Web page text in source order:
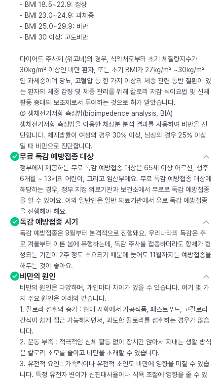
- BMI 18.5~22.9: 정상
- BMI 23.0~24.9: 과체중
- BMI 25.0~29.9: 비만
- BMI 30 이상: 고도비만
다이어트 주사제 (위고비)의 경우, 식약처로부터 초기 체질량지수가
30kg/m² 이상인 비만 환자, 또는 초기 BMI가 27kg/m² ~30kg/m²
인 과체중이며 당뇨, 고혈압 등 한 가지 이상의 체중 관련 동반 질환이 있
는 환자의 체중 감량 및 체중 관리를 위해 칼로리 저감 식이요법 및 신체
활동 증대의 보조제로서 투여하는 것으로 허가 받았습니다.
② 생체전기저항 측정법(bioimpedence analysis, BIA)
생체전기저항 측정법을 이용한 체성분 분석 결과를 사용하여 비만을 진
단합니다. 체지방률이 여성의 경우 30% 이상, 남성의 경우 25% 이상
일 때 비만으로 진단합니다.
무료 독감 예방접종 대상
정부에서 제공하는 무료 독감 예방접종 대상은 65세 이상 어르신, 생후
6개월 ~ 13세의 어린이, 그리고 임산부에요. 무료 독감 예방접종 대상에
해당하는 경우, 정부 지정 의료기관과 보건소에서 무료로 독감 예방접종
을 할 수 있어요. 이외 일반인은 일반 의료기관에서 유료 독감 예방접종
을 진행해야 해요.
독감 예방접종 시기
독감 예방접종은 9월부터 본격적으로 진행돼요. 우리나라의 독감은 주
로 겨울부터 이른 봄에 유행하는데, 독감 주사를 접종하더라도 항체가 형
성되는 기간이 2주 정도 소요되기 때문에 늦어도 11월까지는 예방접종을
해두는 것이 좋아요.
비만의 원인
비만의 원인은 다양하며, 개인마다 차이가 있을 수 있습니다. 여기 몇 가
지 주요 원인은 아래와 같습니다.
1. 칼로리 섭취의 증가 : 현대 사회에서 가공식품, 패스트푸드, 고칼로리
간식이 쉽게 접근 가능해지면서, 과도한 칼로리를 섭취하는 경우가 많습
니다.
2. 운동 부족 : 적극적인 신체 활동 없이 장시간 앉아서 지내는 생활 방식
은 칼로리 소모를 줄이고 비만을 초래할 수 있습니다.
3. 유전적 요인 : 가족력이나 유전적 소인도 비만에 영향을 미칠 수 있습
니다. 특정 유전자 변이가 신진대사율이나 식욕 조절에 영향을 줄 수 있